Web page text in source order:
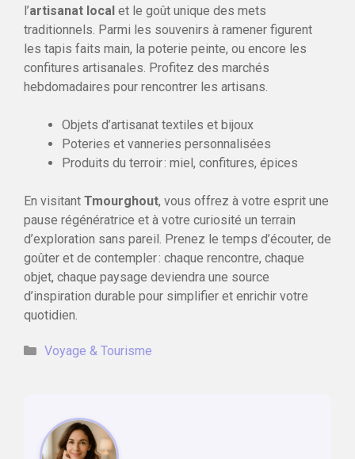
l’artisanat local et le goût unique des mets
traditionnels. Parmi les souvenirs à ramener figurent
les tapis faits main, la poterie peinte, ou encore les
confitures artisanales. Profitez des marchés
hebdomadaires pour rencontrer les artisans.
Objets d’artisanat textiles et bijoux
Poteries et vanneries personnalisées
Produits du terroir : miel, confitures, épices
En visitant Tmourghout, vous offrez à votre esprit une
pause régénératrice et à votre curiosité un terrain
d’exploration sans pareil. Prenez le temps d’écouter, de
goûter et de contempler : chaque rencontre, chaque
objet, chaque paysage deviendra une source
d’inspiration durable pour simplifier et enrichir votre
quotidien.
Catégories
Voyage & Tourisme